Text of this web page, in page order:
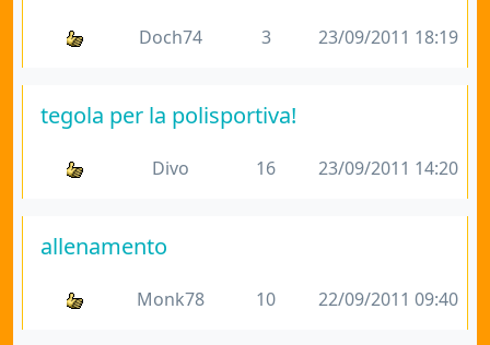
Doch74 3 23/09/2011 18:19
tegola per la polisportiva!
Divo 16 23/09/2011 14:20
allenamento
Monk78 10 22/09/2011 09:40